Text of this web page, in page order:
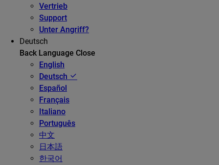
Vertrieb
Support
Unter Angriff?
Deutsch
Back Language Close
English
Deutsch
Español
Français
Italiano
Português
中文
日本語
한국어